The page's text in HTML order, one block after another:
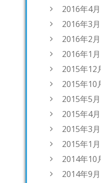
2016年4月
2016年3月
2016年2月
2016年1月
2015年12
2015年10
2015年5月
2015年4月
2015年3月
2015年1月
2014年10
2014年9月